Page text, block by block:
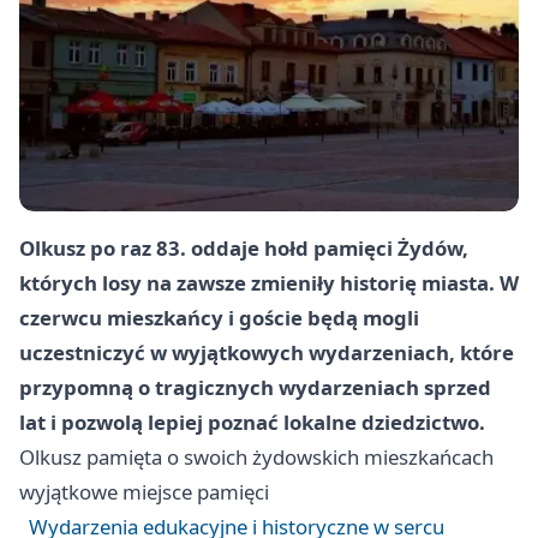
Olkusz po raz 83. oddaje hołd pamięci Żydów,
których losy na zawsze zmieniły historię miasta. W
czerwcu mieszkańcy i goście będą mogli
uczestniczyć w wyjątkowych wydarzeniach, które
przypomną o tragicznych wydarzeniach sprzed
lat i pozwolą lepiej poznać lokalne dziedzictwo.
Olkusz pamięta o swoich żydowskich mieszkańcach
wyjątkowe miejsce pamięci
Wydarzenia edukacyjne i historyczne w sercu